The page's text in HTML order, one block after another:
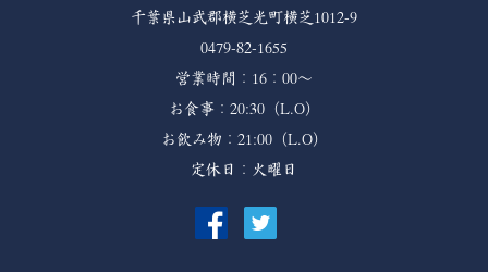
千葉県山武郡横芝光町横芝1012-9
0479-82-1655
営業時間：16：00～
お食事：20:30（L.O）
お飲み物：21:00（L.O）
定休日：火曜日